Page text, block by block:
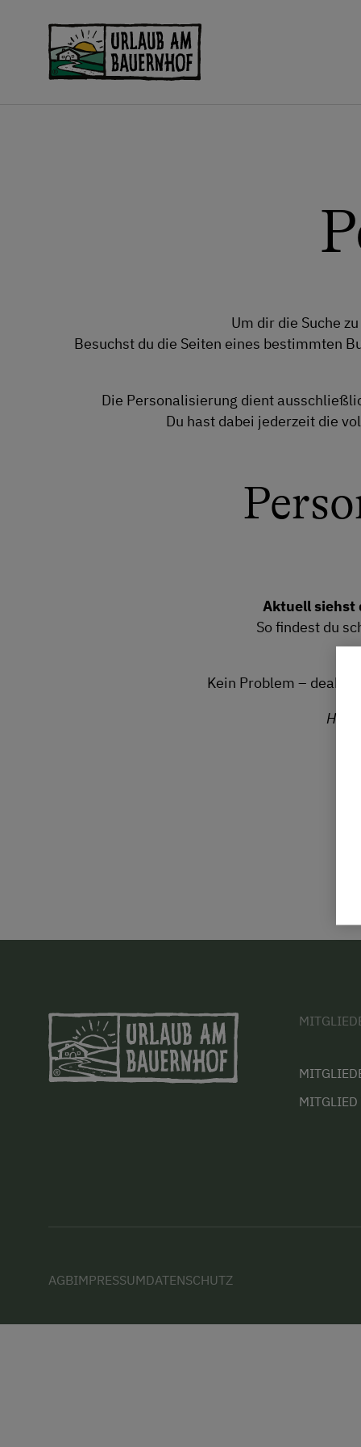
Um dir die Suche
Besuchst du die Seiten eines bestimmten
Die Personalisierung dient
Du hast dabei jederzeit die
Aktuell siehst
So findest du
Kein Problem –
MITGLIED
AGBIMPRESSUMDATENSCHUTZ